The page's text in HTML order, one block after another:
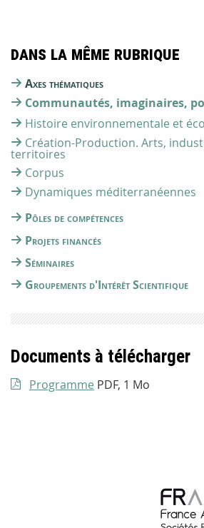
Dans la même rubrique
Axes thématiques
Communautés, imaginaires,
Histoire environnementale et
Création-Production. Arts,
territoires
Corpus
Dynamiques méditerranéennes
Pôles de compétences
Projets financés
Séminaires
Groupements d'Intérêt Scientifique
Documents à télécharger
Programme PDF, 1 Mo